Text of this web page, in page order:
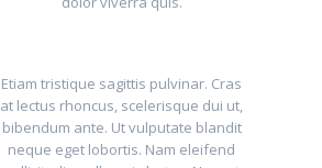
Etiam tristique sagittis pulvinar. Cras
at lectus rhoncus, scelerisque dui ut,
bibendum ante. Ut vulputate blandit
neque eget lobortis. Nam eleifend